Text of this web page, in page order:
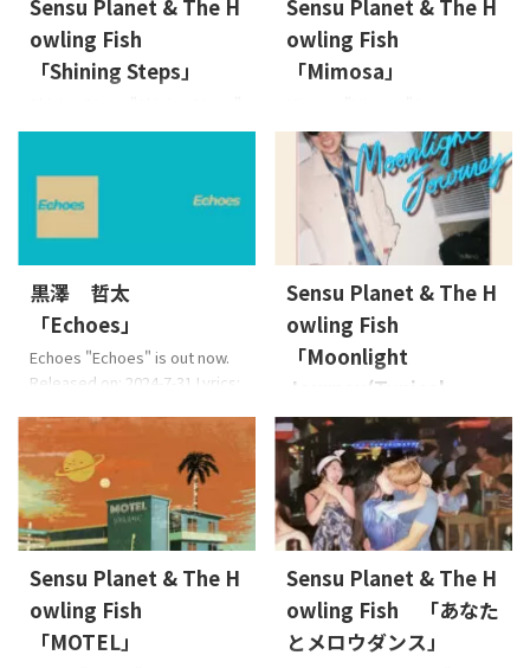
ずかしさとワクワク、笑顔を向
けたり話したり一緒に歩きた
い気持ちを描いた素直な歌詞
が胸をときめかせるナンバ
ドキと、音に揺れる浮遊感と高
まり。「Magic Veil」は感情の
波までそっと揺らしながら、
Sensu Planet & The H
owling Fish
「Shining Steps」
is out now. Released on: 2025-
PlanetMusic: Sensu
PlanetArrange: Sensu Planet
で話し、踊る。ディスコで踊り
Stepを踏んでいる様子と、煌
めく人生の階段(Step)をのぼる
事を表現したタ ...
Sensu Planet & The H
owling Fish
「Mimosa」
Released on: 2024-9-18 Lyrics:
Osier, Sensu PlanetMusic:
Sensu PlanetArrange: Sensu
Planet & The Howling Fish
JAN: 4573529370788 About
the Music 大変な毎日を送って
ど今日もお疲れ様」「小さな
幸せを感じて生きて行こう」
という想いを込め、「小さな
幸せ、希望」という意味で幸
黒澤 哲太
「Echoes」
Echoes "Echoes" is out now.
Released on: 2024-7-31 Lyrics:
Arrange: 黒澤 哲太 JAN:
4573529370764 About the
Music この曲には人と人とがお
互いの純な気持ちを伝えあ
い、分かち合う様を水をテー
マに例えて表現しています。今
の自分の思いを曲として落と
し込めた気がして、それだけ思
い入れも強い曲なので今後沢
山歌っていければと思います。
Sensu Planet & The H
owling Fish
「Moonlight
Journey(Typical
Ver)」
Moonlight Journey(Typical
Ver) "Moonlight
Journey(Typical Ver)" is out
now. Released on: 2023-9-30
Lyrics: Sensu PlanetMusic:
Sensu PlanetArrange: Sensu
Planet, Uncle Gee, Bandado
JAN: 4573529370719 ©2021
Sense Planet managed with
Sensu Planet & The H
owling Fish
「MOTEL」
Sensu Planet & The H
owling Fish 「あなた
とメロウダンス」